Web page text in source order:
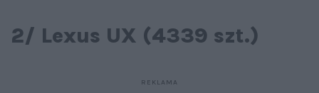
2/ Lexus UX (4339 szt.)